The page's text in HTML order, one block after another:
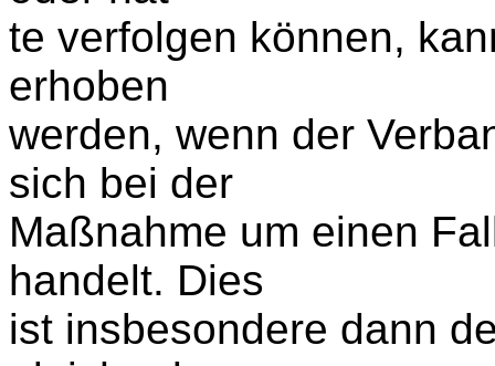
te verfolgen können,
erhoben
werden, wenn der
sich bei der
Maßnahme um einen
handelt. Dies
ist insbesondere dann